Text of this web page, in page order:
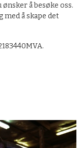
å besøke oss.
med å skape det